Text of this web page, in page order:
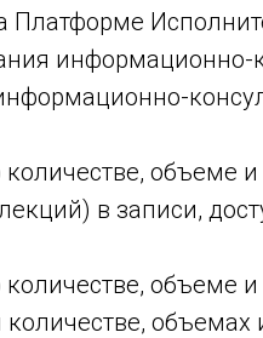
Платформе
информационно-
объеме
в записи,
объеме и
объемах